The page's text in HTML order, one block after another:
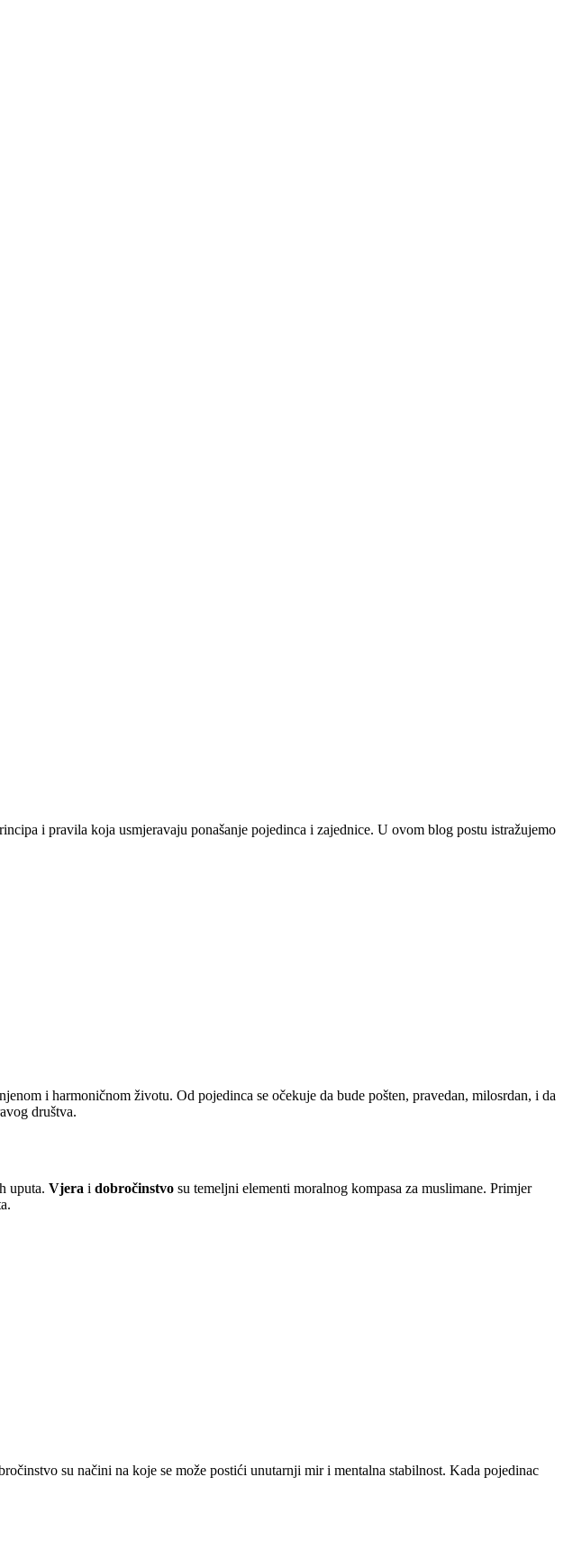
i pravila koja usmjeravaju ponašanje pojedinca i zajednice. U ovom blog postu istražujemo
i harmoničnom životu. Od pojedinca se očekuje da bude pošten, pravedan, milosrdan, i da
društva.
uputa. Vjera i dobročinstvo su temeljni elementi moralnog kompasa za muslimane. Primjer
su načini na koje se može postići unutarnji mir i mentalna stabilnost. Kada pojedinac